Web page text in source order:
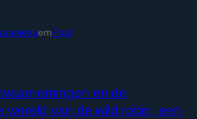
emPost
en de
wereld van de wild robin, een